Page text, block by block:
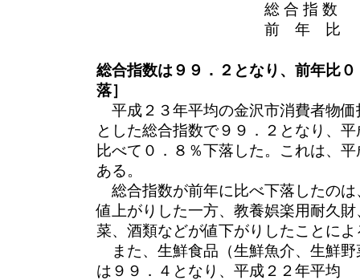
総 合 指 数 ９
前 年 比 （－
総合指数は９９．２となり、前年比
落］
平成２３年平均の金沢市消費者物
とした総合指数で９９．２となり、
比べて０．８％下落した。これは、
ある。
総合指数が前年に比べ下落したの
値上がりした一方、教養娯楽用耐久
菜、酒類などが値下がりしたことによ
また、生鮮食品（生鮮魚介、生鮮
は９９．４となり、平成２２年平均